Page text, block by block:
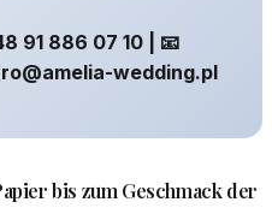
91 886 07 10 | 📧
wedding.pl
bis zum Geschmack der